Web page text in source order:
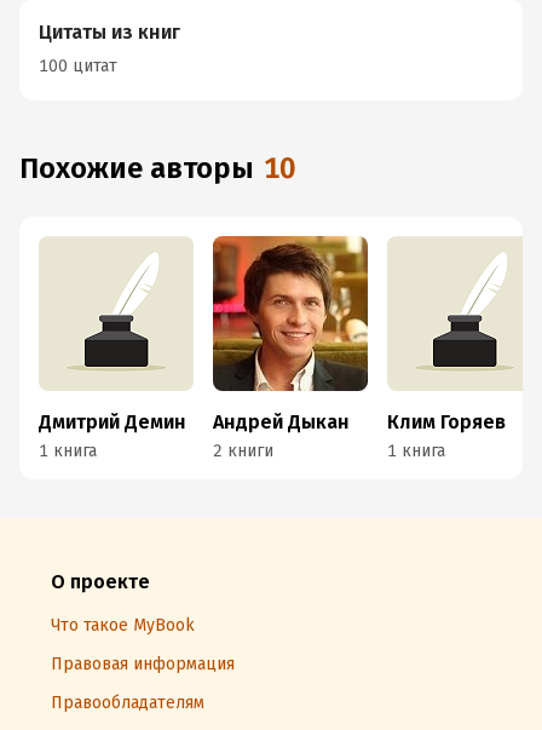
Цитаты из книг
100 цитат
Похожие авторы 10
Дмитрий Демин
1 книга
Андрей Дыкан
2 книги
Клим Горяев
1 книга
О проекте
Что такое MyBook
Правовая информация
Правообладателям